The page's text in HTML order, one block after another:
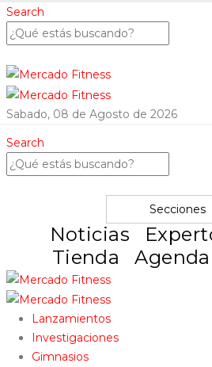
Search
Sabado, 08 de Agosto de 2026
Search
Secciones
Noticias
Tienda
Agenda
Lanzamientos
Investigaciones
Gimnasios